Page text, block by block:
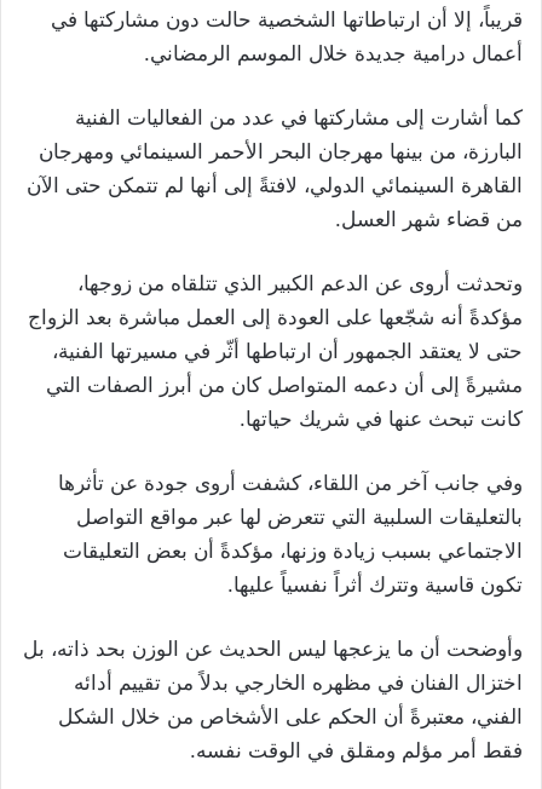
قريباً، إلا أن ارتباطاتها الشخصية حالت دون مشاركتها في
أعمال درامية جديدة خلال الموسم الرمضاني.
كما أشارت إلى مشاركتها في عدد من الفعاليات الفنية
البارزة، من بينها مهرجان البحر الأحمر السينمائي ومهرجان
القاهرة السينمائي الدولي، لافتةً إلى أنها لم تتمكن حتى الآن
من قضاء شهر العسل.
وتحدثت أروى عن الدعم الكبير الذي تتلقاه من زوجها،
مؤكدةً أنه شجّعها على العودة إلى العمل مباشرة بعد الزواج
حتى لا يعتقد الجمهور أن ارتباطها أثّر في مسيرتها الفنية،
مشيرةً إلى أن دعمه المتواصل كان من أبرز الصفات التي
كانت تبحث عنها في شريك حياتها.
وفي جانب آخر من اللقاء، كشفت أروى جودة عن تأثرها
بالتعليقات السلبية التي تتعرض لها عبر مواقع التواصل
الاجتماعي بسبب زيادة وزنها، مؤكدةً أن بعض التعليقات
تكون قاسية وتترك أثراً نفسياً عليها.
وأوضحت أن ما يزعجها ليس الحديث عن الوزن بحد ذاته، بل
اختزال الفنان في مظهره الخارجي بدلاً من تقييم أدائه
الفني، معتبرةً أن الحكم على الأشخاص من خلال الشكل
فقط أمر مؤلم ومقلق في الوقت نفسه.